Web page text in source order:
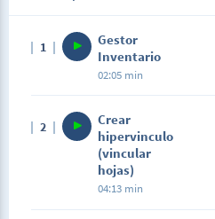
1
Gestor
Inventario
02:05 min
2
Crear
hipervinculo
(vincular
hojas)
04:13 min